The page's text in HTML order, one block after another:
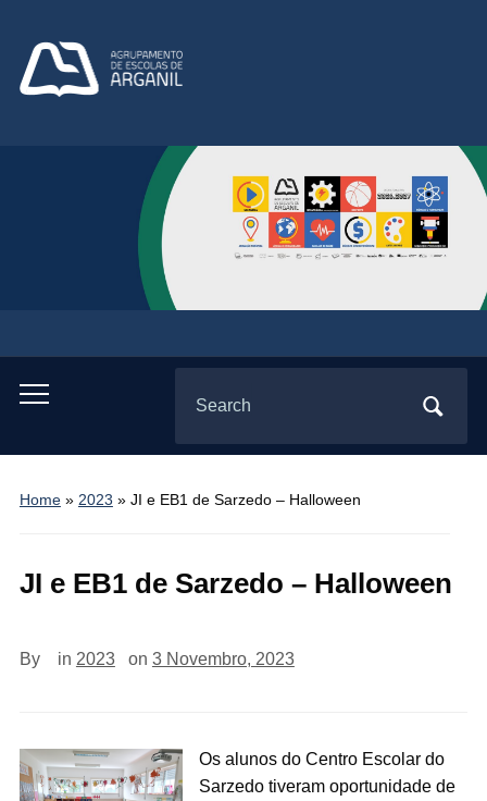
Toggle
menu
for:
Home» 2023 » JI e EB1 de Sarzedo – Halloween
JI e EB1 de Sarzedo – Halloween
By in 2023 on 3 Novembro, 2023
Os alunos do Centro Escolar do
Sarzedo tiveram oportunidade de